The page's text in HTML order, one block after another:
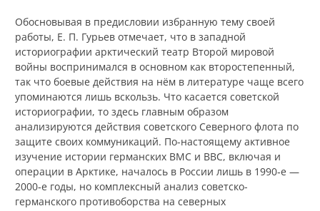
Обосновывая в предисловии избранную тему своей
работы, Е. П. Гурьев отмечает, что в западной
историографии арктический театр Второй мировой
войны воспринимался в основном как второстепенный,
так что боевые действия на нём в литературе чаще всего
упоминаются лишь вскользь. Что касается советской
историографии, то здесь главным образом
анализируются действия советского Северного флота по
защите своих коммуникаций. По-настоящему активное
изучение истории германских ВМС и ВВС, включая и
операции в Арктике, началось в России лишь в 1990‑е —
2000‑е годы, но комплексный анализ советско-
германского противоборства на северных